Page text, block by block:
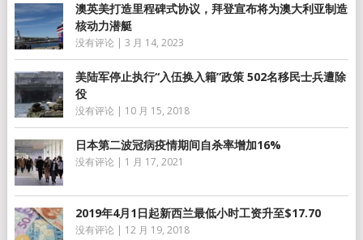
澳英美打造里程碑式协议，拜登宣布将为澳大利亚制造
核动力潜艇
没有评论 | 3 月 14, 2023
美陆军停止执行“入伍换入籍”政策 502名移民士兵遭除
役
没有评论 | 10 月 15, 2018
日本第二波冠病疫情期间自杀率增加16%
没有评论 | 1 月 17, 2021
2019年4月1日起新西兰最低小时工资升至$17.70
没有评论 | 12 月 19, 2018